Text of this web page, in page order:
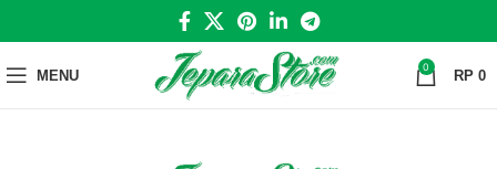
MENU 0 RP 0